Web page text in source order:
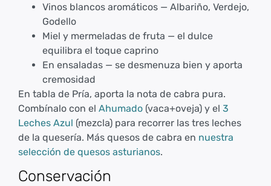
Vinos blancos aromáticos — Albariño, Verdejo,
Godello
Miel y mermeladas de fruta — el dulce
equilibra el toque caprino
En ensaladas — se desmenuza bien y aporta
cremosidad
En tabla de Pría, aporta la nota de cabra pura.
Combínalo con el Ahumado (vaca+oveja) y el 3
Leches Azul (mezcla) para recorrer las tres leches
de la quesería. Más quesos de cabra en nuestra
selección de quesos asturianos.
Conservación